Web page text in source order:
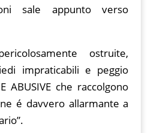
sale appunto verso
ostruite,
iedi impraticabili e peggio
ABUSIVE che raccolgono
é davvero allarmante a